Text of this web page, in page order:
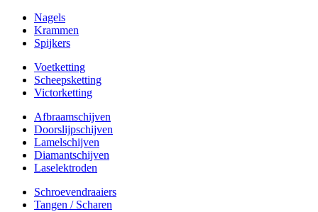
Nagels
Krammen
Spijkers
Voetketting
Scheepsketting
Victorketting
Afbraamschijven
Doorslijpschijven
Lamelschijven
Diamantschijven
Laselektroden
Schroevendraaiers
Tangen / Scharen